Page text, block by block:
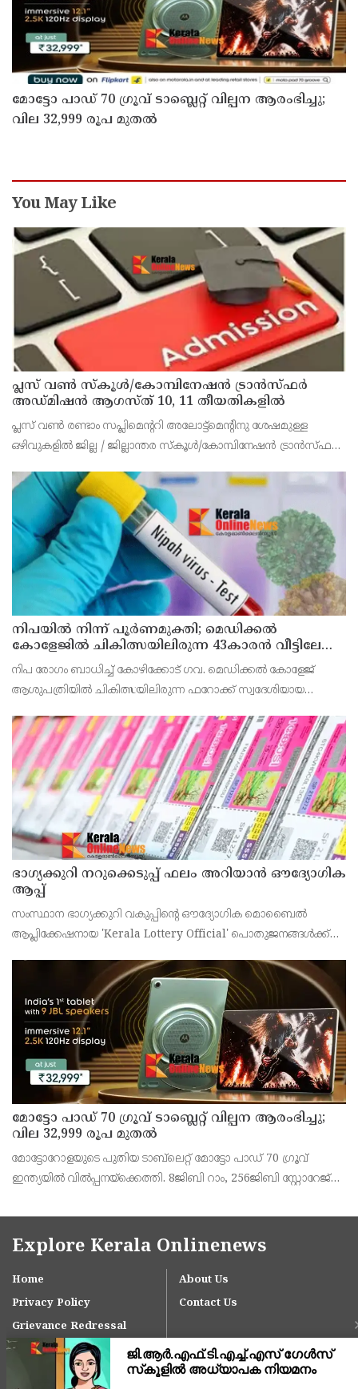
മോട്ടോ പാഡ് 70 ഗ്രൂവ് ടാബ്ലെറ്റ് വില്പന ആരംഭിച്ചു;
വില 32,999 രൂപ മുതൽ
You May Like
പ്ലസ് വൺ സ്‌കൂൾ/കോമ്പിനേഷൻ ട്രാൻസ്ഫർ
അഡ്മിഷൻ ആഗസ്ത് 10, 11 തീയതികളിൽ
പ്ലസ് വൺ രണ്ടാം സപ്ലിമെന്ററി അലോട്ട്‌മെന്റിനു ശേഷമുള്ള
ഒഴിവുകളിൽ ജില്ല / ജില്ലാന്തര സ്‌കൂൾ/കോമ്പിനേഷൻ ട്രാൻസ്ഫർ
വൈകിട്ട് 4 മണി വരെ നൽകിയിരുന്നു
നിപയിൽ നിന്ന് പൂർണമുക്തി; മെഡിക്കൽ
കോളേജിൽ ചികിത്സയിലിരുന്ന 43കാരൻ വീട്ടിലേക്ക്
മടങ്ങി
നിപ രോഗം ബാധിച്ച് കോഴിക്കോട് ഗവ. മെഡിക്കൽ കോളേജ്
ആശുപത്രിയിൽ ചികിത്സയിലിരുന്ന ഫറോക്ക് സ്വദേശിയായ
ഭാഗ്യക്കുറി നറുക്കെടുപ്പ് ഫലം അറിയാൻ ഔദ്യോഗിക
ആപ്പ്
സംസ്ഥാന ഭാഗ്യക്കുറി വകുപ്പിന്റെ ഔദ്യോഗിക മൊബൈൽ
ആപ്ലിക്കേഷനായ 'Kerala Lottery Official' പൊതുജനങ്ങൾക്ക്
അഞ്ജു കെ എസ് അറിയിച്ചു.
മോട്ടോ പാഡ് 70 ഗ്രൂവ് ടാബ്ലെറ്റ് വില്പന ആരംഭിച്ചു;
വില 32,999 രൂപ മുതൽ
മോട്ടോറോളയുടെ പുതിയ ടാബ്‌ലെറ്റ് മോട്ടോ പാഡ് 70 ഗ്രൂവ്
ഇന്ത്യയിൽ വിൽപ്പനയ്‌ക്കെത്തി. 8ജിബി റാം, 256ജിബി സ്റ്റോറേജ്
ഉൾപ്പെടെ 32,999 രൂപയാണ് ഫലപ്രദമായ
Explore Kerala Onlinenews
Home
About Us
Privacy Policy
Contact Us
Grievance Redressal